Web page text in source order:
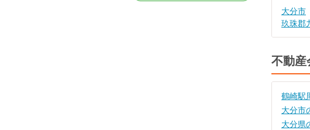
大分市
玖珠郡
不動産
鶴崎駅
大分市
大分県